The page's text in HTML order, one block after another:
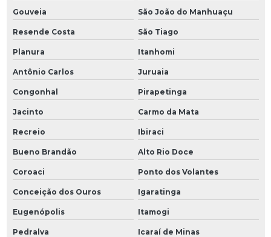
Gouveia São João do Manhuaçu
Resende Costa São Tiago
Planura Itanhomi
Antônio Carlos Juruaia
Congonhal Pirapetinga
Jacinto Carmo da Mata
Recreio Ibiraci
Bueno Brandão Alto Rio Doce
Coroaci Ponto dos Volantes
Conceição dos Ouros Igaratinga
Eugenópolis Itamogi
Pedralva Icaraí de Minas